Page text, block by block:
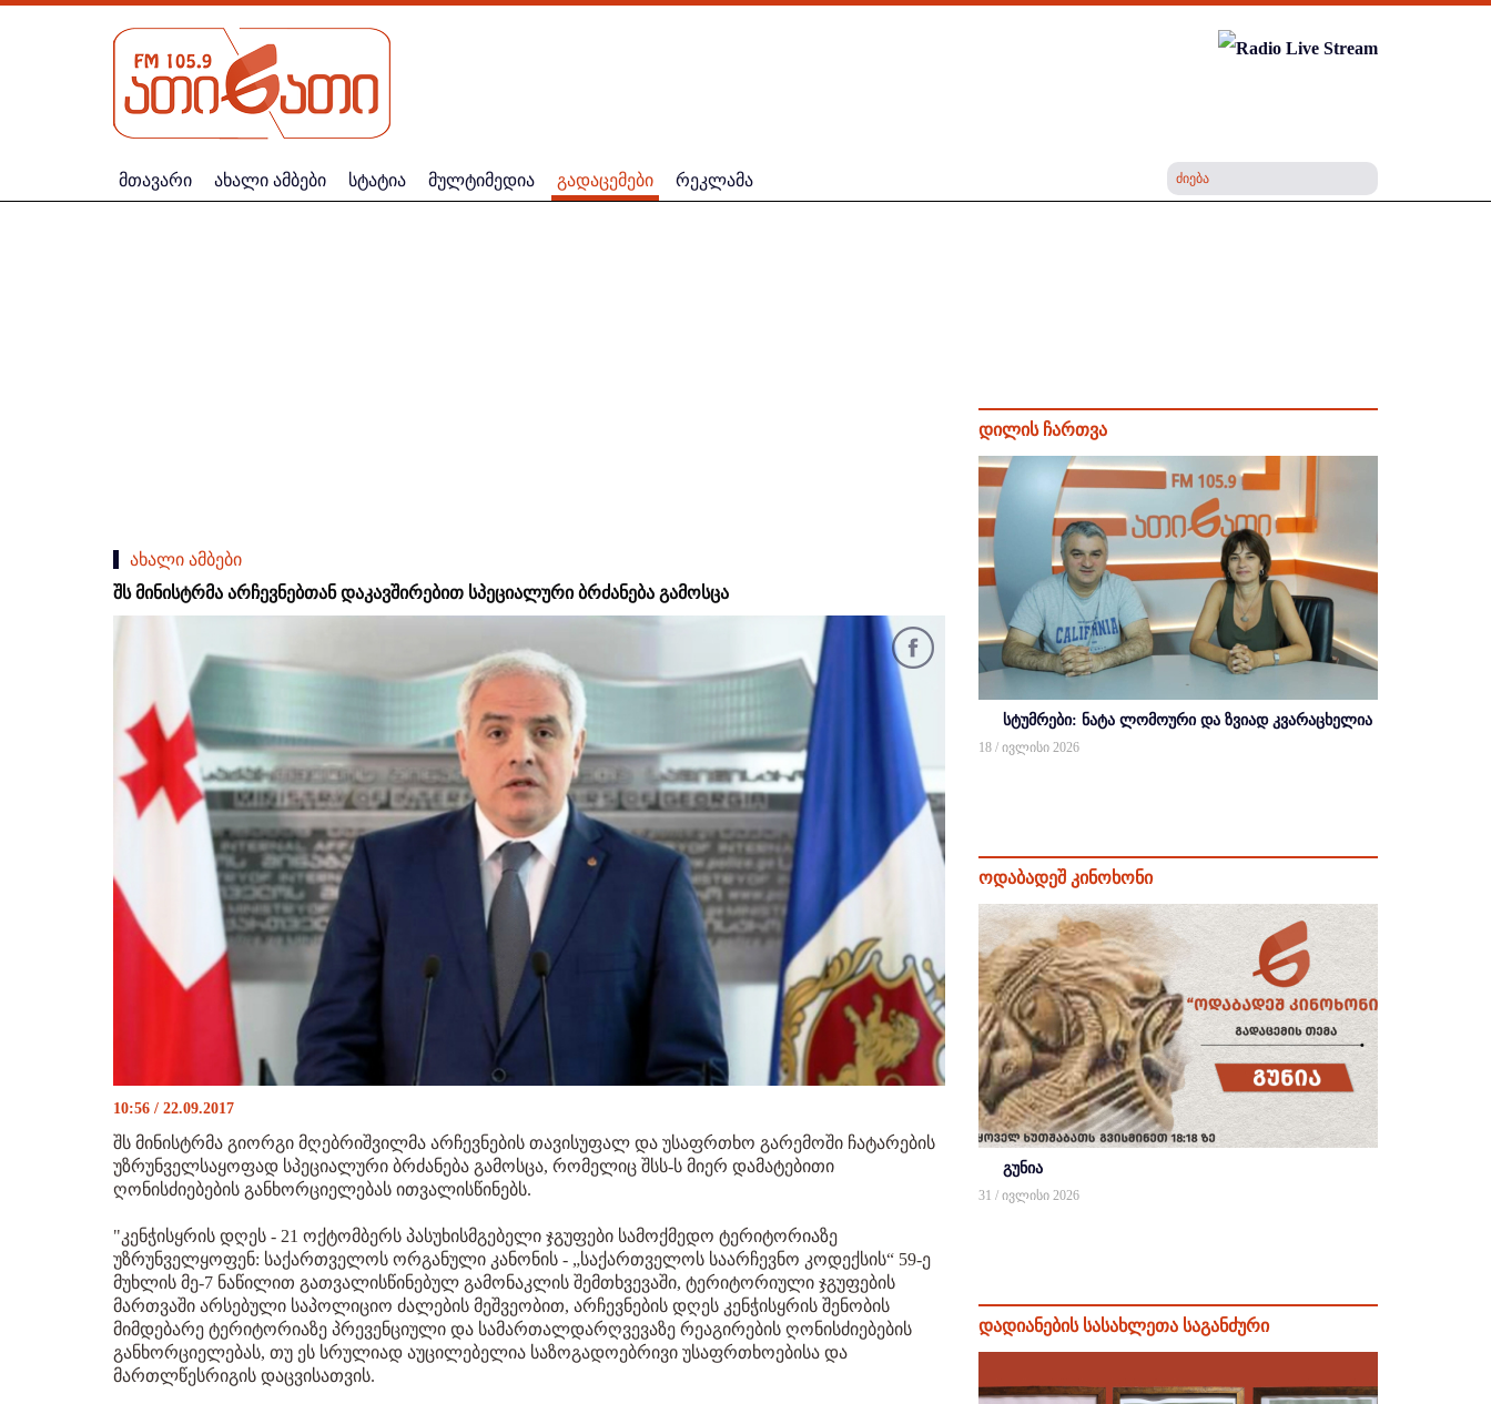
მთავარი ახალი ამბები სტატია მულტიმედია გადაცემები რეკლამა
ახალი ამბები
შს მინისტრმა არჩევნებთან დაკავშირებით სპეციალური ბრძანება გამოსცა
10:56 / 22.09.2017
შს მინისტრმა გიორგი მღებრიშვილმა არჩევნების თავისუფალ და უსაფრთხო გარემოში ჩატარების
უზრუნველსაყოფად სპეციალური ბრძანება გამოსცა, რომელიც შსს-ს მიერ დამატებითი
ღონისძიებების განხორციელებას ითვალისწინებს.
"კენჭისყრის დღეს - 21 ოქტომბერს პასუხისმგებელი ჯგუფები სამოქმედო ტერიტორიაზე
უზრუნველყოფენ: საქართველოს ორგანული კანონის - „საქართველოს საარჩევნო კოდექსის“ 59-ე
მუხლის მე-7 ნაწილით გათვალისწინებულ გამონაკლის შემთხვევაში, ტერიტორიული ჯგუფების
მართვაში არსებული საპოლიციო ძალების მეშვეობით, არჩევნების დღეს კენჭისყრის შენობის
მიმდებარე ტერიტორიაზე პრევენციული და სამართალდარღვევაზე რეაგირების ღონისძიებების
განხორციელებას, თუ ეს სრულიად აუცილებელია საზოგადოებრივი უსაფრთხოებისა და
მართლწესრიგის დაცვისათვის.
დილის ჩართვა
სტუმრები: ნატა ლომოური და ზვიად კვარაცხელია
18 / ივლისი 2026
ოდაბადეშ კინოხონი
გუნია
31 / ივლისი 2026
დადიანების სასახლეთა საგანძური